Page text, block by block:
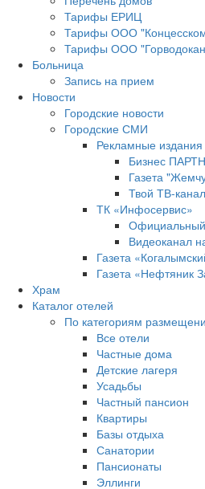
Тарифы ЕРИЦ
Тарифы ООО
Тарифы ООО
Больница
Запись на прием
Новости
Городские новости
Городские СМИ
Рекламные издания
Бизнес
Газета
Твой ТВ-
ТК «Инфосервис»
Видеоканал
Газета
Газета «Нефтяник
Храм
Каталог отелей
По категориям
Все отели
Частные дома
Детские лагеря
Усадьбы
Частный пансион
Квартиры
Базы отдыха
Санатории
Пансионаты
Эллинги